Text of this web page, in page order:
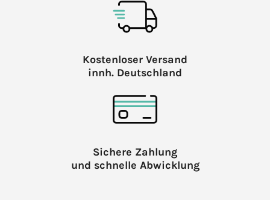
Kostenloser Versand
innh. Deutschland
Sichere Zahlung
und schnelle Abwicklung